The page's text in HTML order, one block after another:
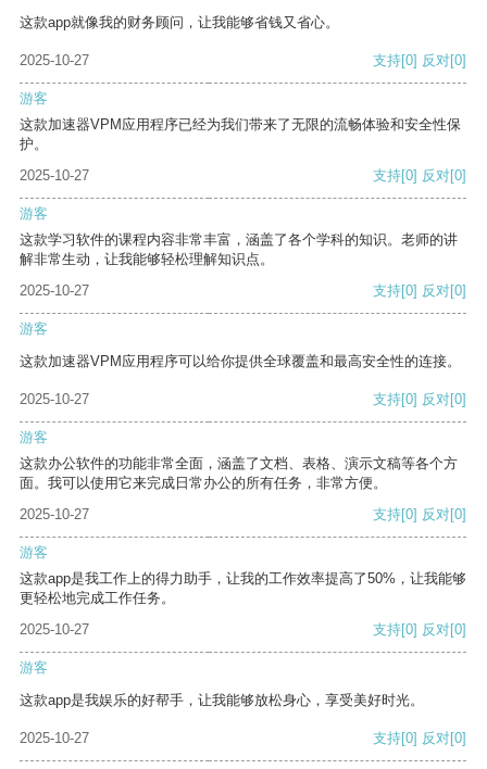
这款app就像我的财务顾问，让我能够省钱又省心。
2025-10-27 支持[0] 反对[0]
游客
这款加速器VPM应用程序已经为我们带来了无限的流畅体验和安全性保
护。
2025-10-27
支持[0] 反对[0]
游客
这款学习软件的课程内容非常丰富，涵盖了各个学科的知识。老师的讲
解非常生动，让我能够轻松理解知识点。
2025-10-27
支持[0] 反对[0]
游客
这款加速器VPM应用程序可以给你提供全球覆盖和最高安全性的连接。
2025-10-27 支持[0] 反对[0]
游客
这款办公软件的功能非常全面，涵盖了文档、表格、演示文稿等各个方
面。我可以使用它来完成日常办公的所有任务，非常方便。
2025-10-27
支持[0] 反对[0]
游客
这款app是我工作上的得力助手，让我的工作效率提高了50%，让我能够
更轻松地完成工作任务。
2025-10-27
支持[0] 反对[0]
游客
这款app是我娱乐的好帮手，让我能够放松身心，享受美好时光。
2025-10-27 支持[0] 反对[0]